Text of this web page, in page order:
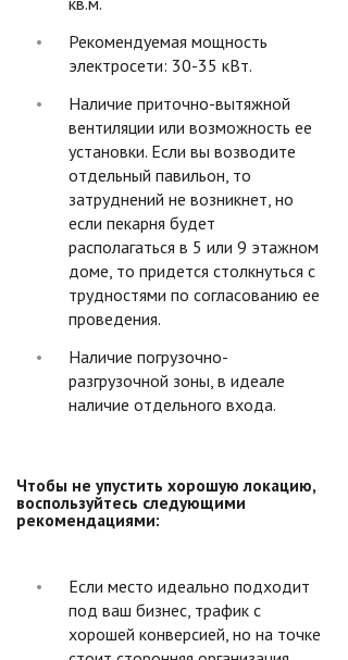
Рекомендуемая мощность
электросети: 30-35 кВт.
Наличие приточно-вытяжной
вентиляции или возможность ее
установки. Если вы возводите
отдельный павильон, то
затруднений не возникнет, но
если пекарня будет
располагаться в 5 или 9 этажном
доме, то придется столкнуться с
трудностями по согласованию ее
проведения.
Наличие погрузочно-
разгрузочной зоны, в идеале
наличие отдельного входа.
Чтобы не упустить хорошую локацию,
воспользуйтесь следующими
рекомендациями:
Если место идеально подходит
под ваш бизнес, трафик с
хорошей конверсией, но на точке